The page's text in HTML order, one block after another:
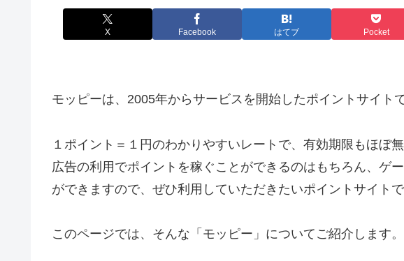
X Facebook はてブ Pocket
モッピーは、2005年からサービスを開始したポイントサイトで
１ポイント＝１円のわかりやすいレートで、有効期限もほぼ無
広告の利用でポイントを稼ぐことができるのはもちろん、ゲ
ができますので、ぜひ利用していただきたいポイントサイトで
このページでは、そんな「モッピー」についてご紹介します。